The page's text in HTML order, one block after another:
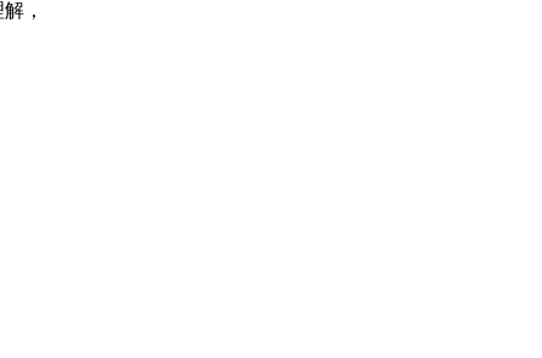
，